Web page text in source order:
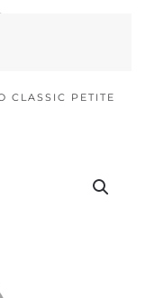
CLASSIC PETITE